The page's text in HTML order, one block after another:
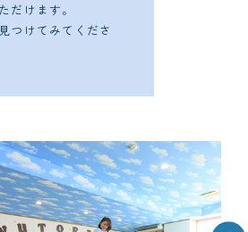
だけます。
つけてみてくださ